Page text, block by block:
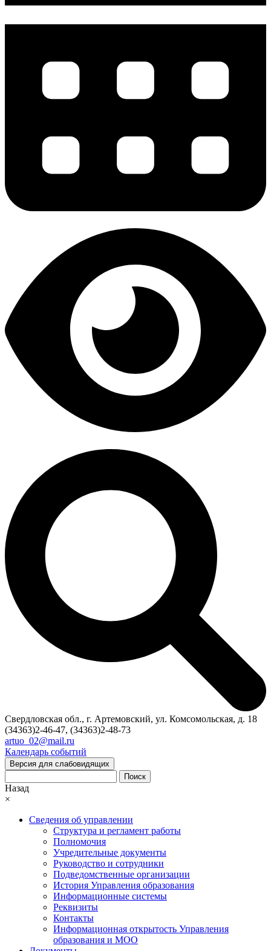
Свердловская обл., г. Артемовский, ул. Комсомольская, д. 18
(34363)2-46-47, (34363)2-48-73
artuo_02@mail.ru
Календарь событий
Версия для слабовидящих
Поиск
Назад
×
Сведения об управлении
Структура и регламент работы
Полномочия
Учредительные документы
Руководство и сотрудники
Подведомственные организации
История Управления образования
Информационные системы
Реквизиты
Контакты
Информационная открытость Управления
образования и МОО